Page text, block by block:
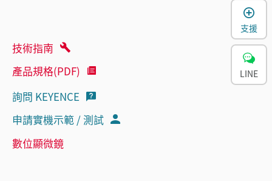
技術指南
產品規格(PDF)
詢問 KEYENCE
申請實機示範 / 測試
數位顯微鏡
支援
LINE